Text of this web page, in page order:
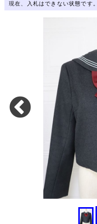
現在、入札はできない状態です。